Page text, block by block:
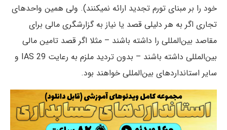
خود را بر مبنای تورم تجدید ارائه نمیکنند). ولی همین واحدهای
تجاری اگر به هر دلیلی قصد یا نیاز به گزارشگری مالی برای
مقاصد بین‌المللی را داشته باشند – مثلا اگر قصد تامین مالی
بین‌المللی داشته باشند – بدون تردید ملزم به رعایت IAS 29 و
سایر استانداردهای بین‌المللی خواهند بود.